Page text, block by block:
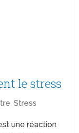
le stress
,Stress
une réaction